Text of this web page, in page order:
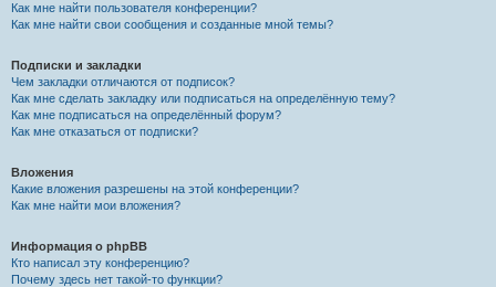
Как мне найти пользователя конференции?
Как мне найти свои сообщения и созданные мной темы?
Подписки и закладки
Чем закладки отличаются от подписок?
Как мне сделать закладку или подписаться на определённую тему?
Как мне подписаться на определённый форум?
Как мне отказаться от подписки?
Вложения
Какие вложения разрешены на этой конференции?
Как мне найти мои вложения?
Информация о phpBB
Кто написал эту конференцию?
Почему здесь нет такой-то функции?